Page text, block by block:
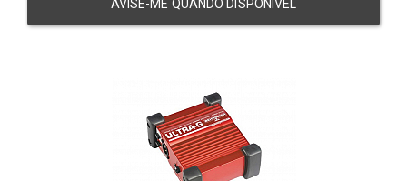
AVISE-ME QUANDO DISPONÍVEL